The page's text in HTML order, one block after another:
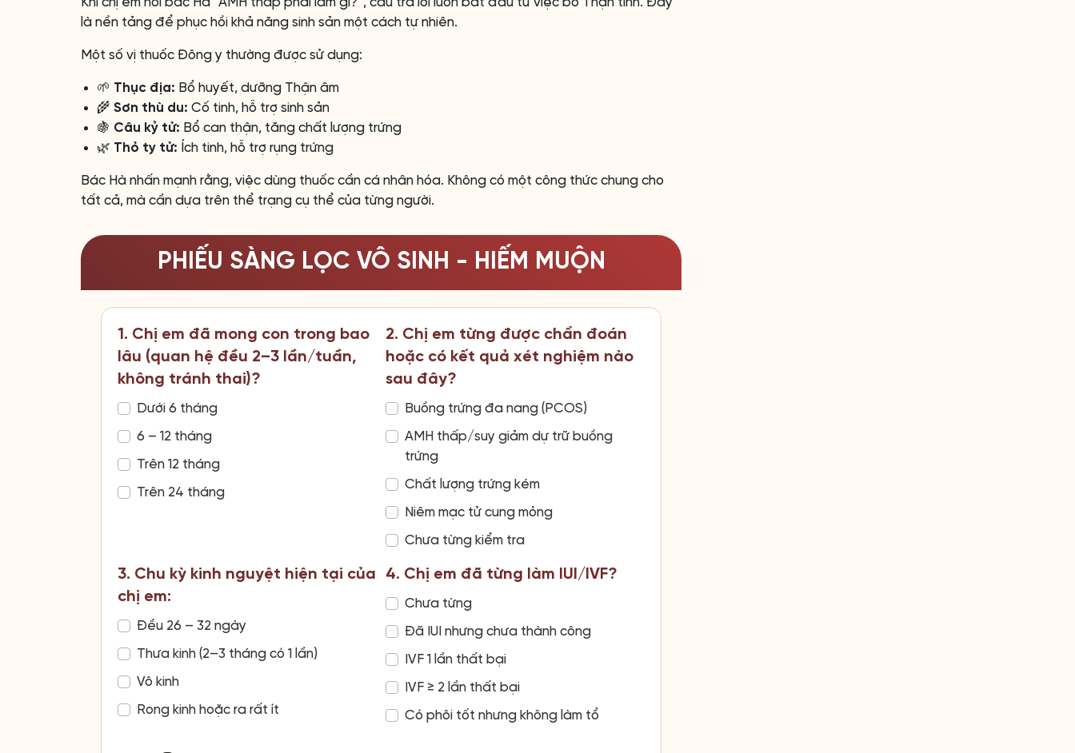
là nền tảng để phục hồi khả năng sinh sản một cách tự nhiên.
Một số vị thuốc Đông y thường được sử dụng:
🌱 Thục địa: Bổ huyết, dưỡng Thận âm
🌾 Sơn thù du: Cố tinh, hỗ trợ sinh sản
🍇 Câu kỷ tử: Bổ can thận, tăng chất lượng trứng
🌿 Thỏ ty tử: Ích tinh, hỗ trợ rụng trứng
Bác Hà nhấn mạnh rằng, việc dùng thuốc cần cá nhân hóa. Không có một công thức chung cho
tất cả, mà cần dựa trên thể trạng cụ thể của từng người.
PHIẾU SÀNG LỌC VÔ SINH - HIẾM MUỘN
1. Chị em đã mong con trong bao
lâu (quan hệ đều 2–3 lần/tuần,
không tránh thai)?
Dưới 6 tháng
6 – 12 tháng
Trên 12 tháng
Trên 24 tháng
2. Chị em từng được chẩn đoán
hoặc có kết quả xét nghiệm nào
sau đây?
Buồng trứng đa nang (PCOS)
AMH thấp/suy giảm dự trữ buồng
trứng
Chất lượng trứng kém
Niêm mạc tử cung mỏng
Chưa từng kiểm tra
3. Chu kỳ kinh nguyệt hiện tại của
chị em:
Đều 26 – 32 ngày
Thưa kinh (2–3 tháng có 1 lần)
Vô kinh
Rong kinh hoặc ra rất ít
4. Chị em đã từng làm IUI/IVF?
Chưa từng
Đã IUI nhưng chưa thành công
IVF 1 lần thất bại
IVF ≥ 2 lần thất bại
Có phôi tốt nhưng không làm tổ